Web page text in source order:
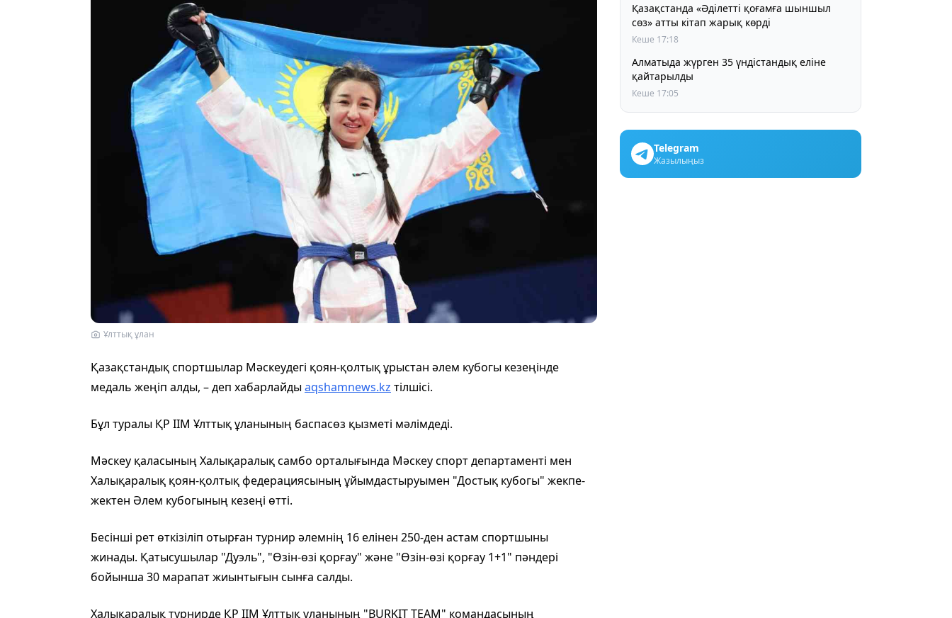
Ұлттық ұлан
Қазақстандық спортшылар Мәскеудегі қоян-қолтық ұрыстан әлем кубогы кезеңінде
медаль жеңіп алды, – деп хабарлайдыaqshamnews.kz тілшісі.
Бұл туралы ҚР ІІМ Ұлттық ұланының баспасөз қызметі мәлімдеді.
Мәскеу қаласының Халықаралық самбо орталығында Мәскеу спорт департаменті мен
Халықаралық қоян-қолтық федерациясының ұйымдастыруымен "Достық кубогы" жекпе-
жектен Әлем кубогының кезеңі өтті.
Бесінші рет өткізіліп отырған турнир әлемнің 16 елінен 250-ден астам спортшыны
жинады. Қатысушылар "Дуэль", "Өзін-өзі қорғау" және "Өзін-өзі қорғау 1+1" пәндері
бойынша 30 марапат жиынтығын сынға салды.
Халықаралық турнирде ҚР ІІМ Ұлттық ұланының "BURKIT TEAM" командасының
Қазақстанда «Әділетті қоғамға шыншыл
сөз» атты кітап жарық көрді
Кеше 17:18
Алматыда жүрген 35 үндістандық еліне
қайтарылды
Кеше 17:05
Telegram
Жазылыңыз